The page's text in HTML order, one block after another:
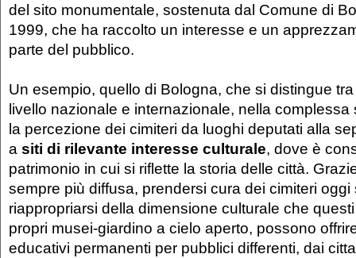
del sito monumentale, sostenuta dal Comune di
1999, che ha raccolto un interesse e un
parte del pubblico.
Un esempio, quello di Bologna, che si distingue
livello nazionale e internazionale, nella complessa
la percezione dei cimiteri da luoghi deputati alla
a siti di rilevante interesse culturale, dove è
patrimonio in cui si riflette la storia delle città.
sempre più diffusa, prendersi cura dei cimiteri
riappropriarsi della dimensione culturale che
propri musei-giardino a cielo aperto, possono
educativi permanenti per pubblici differenti, dai